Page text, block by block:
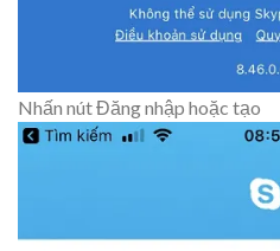
Nhấn nút Đăng nhập hoặc tạo